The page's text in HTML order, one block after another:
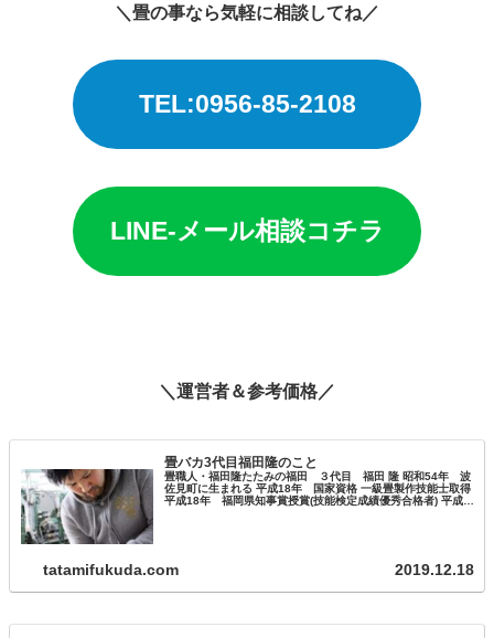
＼畳の事なら気軽に相談してね／
TEL:0956-85-2108
LINE-メール相談コチラ
＼運営者＆参考価格／
畳バカ3代目福田隆のこと
畳職人・福田隆たたみの福田 ３代目 福田 隆 昭和54年 波
佐見町に生まれる 平成18年 国家資格 一級畳製作技能士取得
平成18年 福岡県知事賞授賞(技能検定成績優秀合格者) 平成
tatamifukuda.com 2019.12.18